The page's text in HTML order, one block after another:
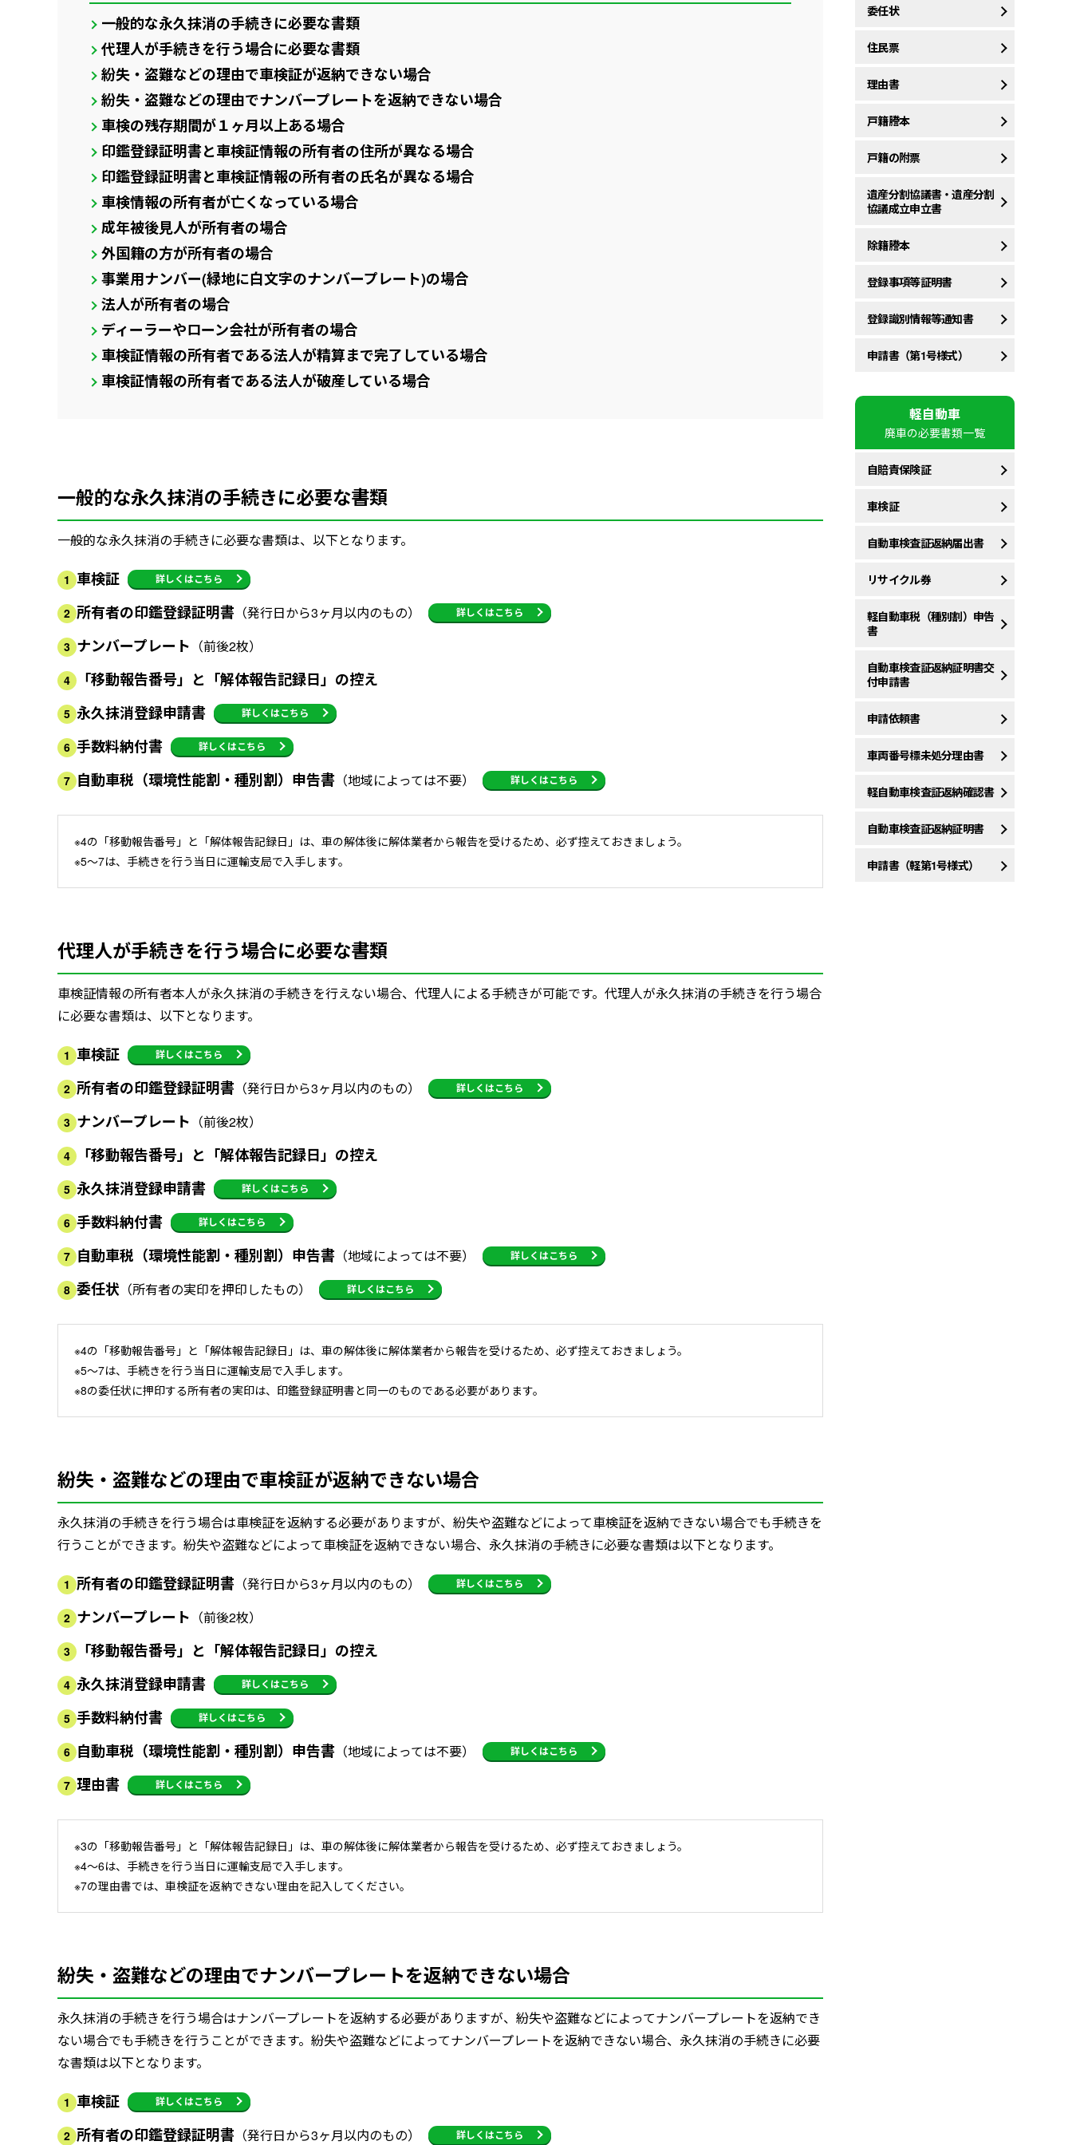
一般的な永久抹消の手続きに必要な書類
代理人が手続きを行う場合に必要な書類
紛失・盗難などの理由で車検証が返納できない場合
紛失・盗難などの理由でナンバープレートを返納できない場合
車検の残存期間が１ヶ月以上ある場合
印鑑登録証明書と車検証情報の所有者の住所が異なる場合
印鑑登録証明書と車検証情報の所有者の氏名が異なる場合
車検情報の所有者が亡くなっている場合
成年被後見人が所有者の場合
外国籍の方が所有者の場合
事業用ナンバー(緑地に白文字のナンバープレート)の場合
法人が所有者の場合
ディーラーやローン会社が所有者の場合
車検証情報の所有者である法人が精算まで完了している場合
車検証情報の所有者である法人が破産している場合
一般的な永久抹消の手続きに必要な書類
一般的な永久抹消の手続きに必要な書類は、以下となります。
1 車検証 詳しくはこちら
2 所有者の印鑑登録証明書 （発行日から3ヶ月以内のもの） 詳しくはこちら
3 ナンバープレート （前後2枚）
4 「移動報告番号」と「解体報告記録日」の控え
5 永久抹消登録申請書 詳しくはこちら
6 手数料納付書 詳しくはこちら
7 自動車税（環境性能割・種別割）申告書 （地域によっては不要） 詳しくはこちら
※4の「移動報告番号」と「解体報告記録日」は、車の解体後に解体業者から報告を受けるため、必ず控えておきましょう。
※5～7は、手続きを行う当日に運輸支局で入手します。
代理人が手続きを行う場合に必要な書類
車検証情報の所有者本人が永久抹消の手続きを行えない場合、代理人による手続きが可能です。代理人が永久抹消の手続きを行う場合
に必要な書類は、以下となります。
1 車検証 詳しくはこちら
2 所有者の印鑑登録証明書 （発行日から3ヶ月以内のもの） 詳しくはこちら
3 ナンバープレート （前後2枚）
4 「移動報告番号」と「解体報告記録日」の控え
5 永久抹消登録申請書 詳しくはこちら
6 手数料納付書 詳しくはこちら
7 自動車税（環境性能割・種別割）申告書 （地域によっては不要） 詳しくはこちら
8 委任状 （所有者の実印を押印したもの） 詳しくはこちら
※4の「移動報告番号」と「解体報告記録日」は、車の解体後に解体業者から報告を受けるため、必ず控えておきましょう。
※5～7は、手続きを行う当日に運輸支局で入手します。
※8の委任状に押印する所有者の実印は、印鑑登録証明書と同一のものである必要があります。
紛失・盗難などの理由で車検証が返納できない場合
永久抹消の手続きを行う場合は車検証を返納する必要がありますが、紛失や盗難などによって車検証を返納できない場合でも手続きを
行うことができます。紛失や盗難などによって車検証を返納できない場合、永久抹消の手続きに必要な書類は以下となります。
1 所有者の印鑑登録証明書 （発行日から3ヶ月以内のもの） 詳しくはこちら
2 ナンバープレート （前後2枚）
3 「移動報告番号」と「解体報告記録日」の控え
4 永久抹消登録申請書 詳しくはこちら
5 手数料納付書 詳しくはこちら
6 自動車税（環境性能割・種別割）申告書 （地域によっては不要） 詳しくはこちら
7 理由書 詳しくはこちら
※3の「移動報告番号」と「解体報告記録日」は、車の解体後に解体業者から報告を受けるため、必ず控えておきましょう。
※4～6は、手続きを行う当日に運輸支局で入手します。
※7の理由書では、車検証を返納できない理由を記入してください。
紛失・盗難などの理由でナンバープレートを返納できない場合
永久抹消の手続きを行う場合はナンバープレートを返納する必要がありますが、紛失や盗難などによってナンバープレートを返納でき
ない場合でも手続きを行うことができます。紛失や盗難などによってナンバープレートを返納できない場合、永久抹消の手続きに必要
な書類は以下となります。
1 車検証 詳しくはこちら
2 所有者の印鑑登録証明書 （発行日から3ヶ月以内のもの） 詳しくはこちら
委任状
住民票
理由書
戸籍謄本
戸籍の附票
遺産分割協議書・遺産分割
協議成立申立書
除籍謄本
登録事項等証明書
登録識別情報等通知書
申請書（第1号様式）
軽自動車
廃車の必要書類一覧
自賠責保険証
車検証
自動車検査証返納届出書
リサイクル券
軽自動車税（種別割）申告
書
自動車検査証返納証明書交
付申請書
申請依頼書
車両番号標未処分理由書
軽自動車検査証返納確認書
自動車検査証返納証明書
申請書（軽第1号様式）